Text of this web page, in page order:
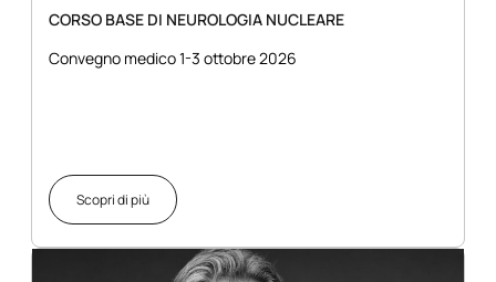
CORSO BASE DI NEUROLOGIA NUCLEARE
Convegno medico 1-3 ottobre 2026
Scopri di più